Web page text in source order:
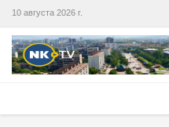
10 августа 2026 г.